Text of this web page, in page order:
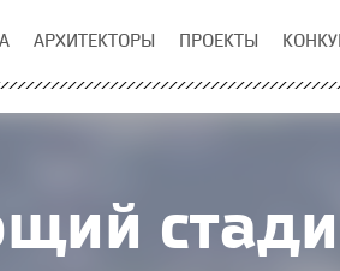
АРХИТЕКТОРЫ ПРОЕКТЫ